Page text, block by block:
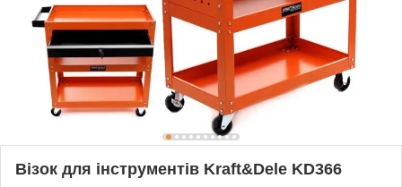
Візок для інструментів Kraft&Dele KD366